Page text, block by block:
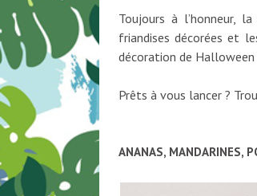
Toujours à l’honneur,
friandises décorées et
décoration de Halloween
Prêts à vous lancer ?
ANANAS, MANDARINES,